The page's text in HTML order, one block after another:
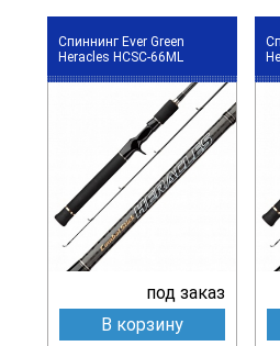
Спиннинг Ever Green
Heracles HCSC-66ML
под заказ
В корзину